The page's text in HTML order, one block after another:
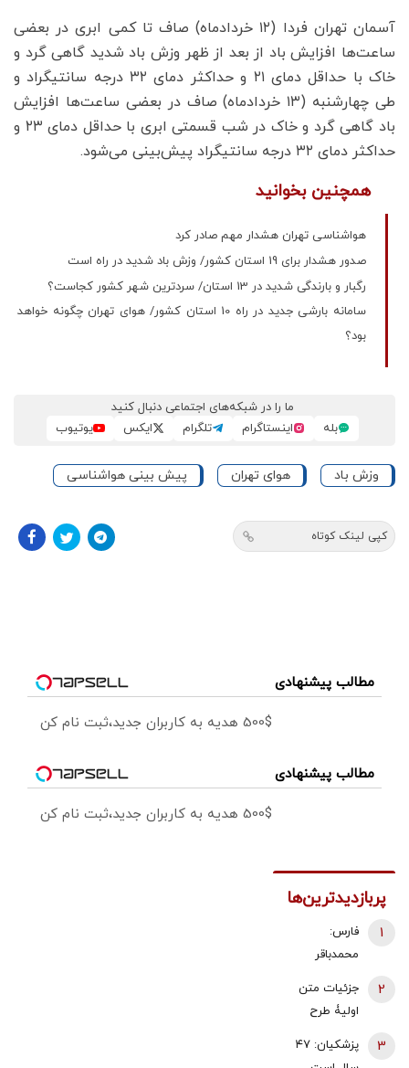
آسمان تهران فردا (۱۲ ‌خردادماه) صاف تا کمی ابری در بعضی
ساعت‌ها افزایش باد از بعد از ظهر وزش باد شدید گاهی گرد و
خاک با حداقل دمای ۲۱ و حداکثر دمای ۳۲ درجه سانتیگراد و
طی ‌چهارشنبه (۱۳ خردادماه) صاف در بعضی ساعت‌ها افزایش
باد گاهی گرد و خاک در شب قسمتی ابری با حداقل دمای ۲۳ و
حداکثر دمای ۳۲ درجه سانتیگراد پیش‌بینی می‌شود.
همچنین بخوانید
هواشناسی تهران هشدار مهم صادر کرد
صدور هشدار برای 19 استان کشور/ وزش باد شدید در راه است
رگبار و بارندگی شدید در 13 استان/ سردترین شهر کشور کجاست؟
سامانه بارشی جدید در راه 10 استان کشور/ هوای تهران چگونه خواهد
بود؟
ما را در شبکه‌های اجتماعی دنبال کنید
بله
اینستاگرام تلگرام ایکس یوتیوب
وزش باد هوای تهران پیش بینی هواشناسی
کپی لینک کوتاه
مطالب پیشنهادی
500$ هدیه به کاربران جدید،ثبت نام کن
مطالب پیشنهادی
500$ هدیه به کاربران جدید،ثبت نام کن
پربازدیدترین‌ها
فارس:
محمدباقر
داد/ محسن
رضایی دبیر
شورای عالی
1
جزئیات متن
اولیۀ طرح
مدیریت تنگه
2
پزشکیان: ۴۷
3